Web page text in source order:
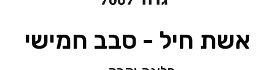
אשת חיל - סבב חמישי